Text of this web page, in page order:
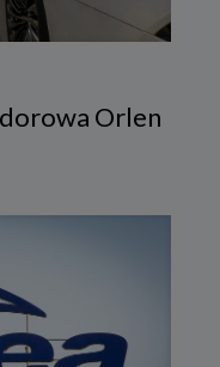
Orlen